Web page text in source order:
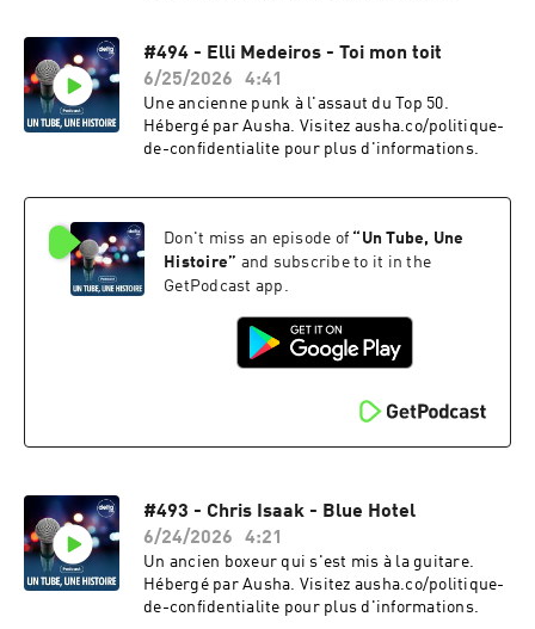
#494 - Elli Medeiros - Toi mon toit
6/25/2026
4:41
Une ancienne punk à l'assaut du Top 50.
Hébergé par Ausha. Visitez ausha.co/politique-
de-confidentialite pour plus d'informations.
Don't miss an episode of “ Un Tube, Une
Histoire” and subscribe to it in the
GetPodcast app.
#493 - Chris Isaak - Blue Hotel
6/24/2026
4:21
Un ancien boxeur qui s'est mis à la guitare.
Hébergé par Ausha. Visitez ausha.co/politique-
de-confidentialite pour plus d'informations.